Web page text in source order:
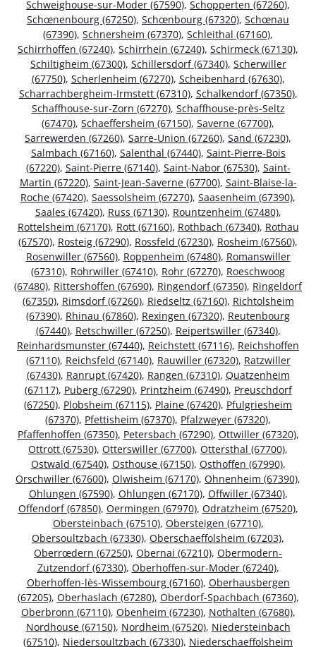
Schweighouse-sur-Moder (67590), Schopperten (67260),
Schœnenbourg (67250), Schœnbourg (67320), Schœnau
(67390), Schnersheim (67370), Schleithal (67160),
Schirrhoffen (67240), Schirrhein (67240), Schirmeck (67130),
Schiltigheim (67300), Schillersdorf (67340), Scherwiller
(67750), Scherlenheim (67270), Scheibenhard (67630),
Scharrachbergheim-Irmstett (67310), Schalkendorf (67350),
Schaffhouse-sur-Zorn (67270), Schaffhouse-près-Seltz
(67470), Schaeffersheim (67150), Saverne (67700),
Sarrewerden (67260), Sarre-Union (67260), Sand (67230),
Salmbach (67160), Salenthal (67440), Saint-Pierre-Bois
(67220), Saint-Pierre (67140), Saint-Nabor (67530), Saint-
Martin (67220), Saint-Jean-Saverne (67700), Saint-Blaise-la-
Roche (67420), Saessolsheim (67270), Saasenheim (67390),
Saales (67420), Russ (67130), Rountzenheim (67480),
Rottelsheim (67170), Rott (67160), Rothbach (67340), Rothau
(67570), Rosteig (67290), Rossfeld (67230), Rosheim (67560),
Rosenwiller (67560), Roppenheim (67480), Romanswiller
(67310), Rohrwiller (67410), Rohr (67270), Roeschwoog
(67480), Rittershoffen (67690), Ringendorf (67350), Ringeldorf
(67350), Rimsdorf (67260), Riedseltz (67160), Richtolsheim
(67390), Rhinau (67860), Rexingen (67320), Reutenbourg
(67440), Retschwiller (67250), Reipertswiller (67340),
Reinhardsmunster (67440), Reichstett (67116), Reichshoffen
(67110), Reichsfeld (67140), Rauwiller (67320), Ratzwiller
(67430), Ranrupt (67420), Rangen (67310), Quatzenheim
(67117), Puberg (67290), Printzheim (67490), Preuschdorf
(67250), Plobsheim (67115), Plaine (67420), Pfulgriesheim
(67370), Pfettisheim (67370), Pfalzweyer (67320),
Pfaffenhoffen (67350), Petersbach (67290), Ottwiller (67320),
Ottrott (67530), Otterswiller (67700), Ottersthal (67700),
Ostwald (67540), Osthouse (67150), Osthoffen (67990),
Orschwiller (67600), Olwisheim (67170), Ohnenheim (67390),
Ohlungen (67590), Ohlungen (67170), Offwiller (67340),
Offendorf (67850), Oermingen (67970), Odratzheim (67520),
Obersteinbach (67510), Obersteigen (67710),
Obersoultzbach (67330), Oberschaeffolsheim (67203),
Oberrœdern (67250), Obernai (67210), Obermodern-
Zutzendorf (67330), Oberhoffen-sur-Moder (67240),
Oberhoffen-lès-Wissembourg (67160), Oberhausbergen
(67205), Oberhaslach (67280), Oberdorf-Spachbach (67360),
Oberbronn (67110), Obenheim (67230), Nothalten (67680),
Nordhouse (67150), Nordheim (67520), Niedersteinbach
(67510), Niedersoultzbach (67330), Niederschaeffolsheim